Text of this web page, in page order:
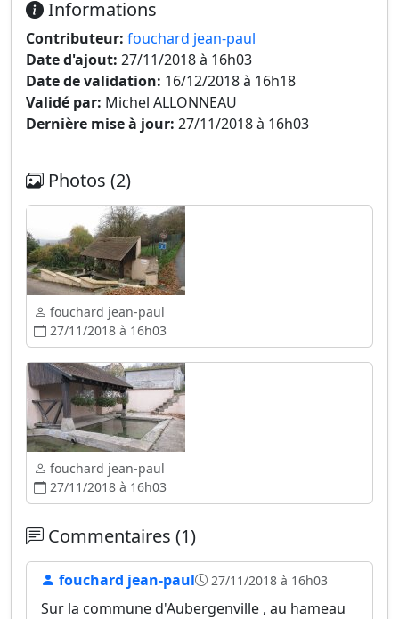
Informations
Contributeur: fouchard jean-paul
Date d'ajout: 27/11/2018 à 16h03
Date de validation: 16/12/2018 à 16h18
Validé par: Michel ALLONNEAU
Dernière mise à jour: 27/11/2018 à 16h03
Photos (2)
fouchard jean-paul
27/11/2018 à 16h03
fouchard jean-paul
27/11/2018 à 16h03
Commentaires (1)
fouchard jean-paul 27/11/2018 à 16h03
Sur la commune d'Aubergenville , au hameau